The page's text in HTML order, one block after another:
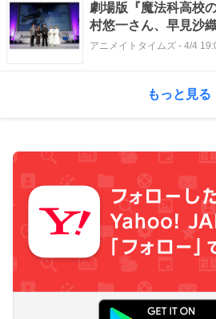
劇場版『魔法科高校
村悠一さん、早見沙
たスペシャルステー
よる主題歌「YES」
【AJ2026】
アニメイトタイムズ - 4/4
もっと見る